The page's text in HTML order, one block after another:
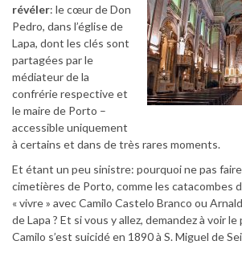
révéler: le cœur de Don
Pedro, dans l’église de
Lapa, dont les clés sont
partagées par le
médiateur de la
confrérie respective et
le maire de Porto –
accessible uniquement
à certains et dans de très rares moments.
Et étant un peu sinistre: pourquoi ne pas
cimetières de Porto, comme les catacombes
« vivre » avec Camilo Castelo Branco ou
de Lapa ? Et si vous y allez, demandez à voir
Camilo s’est suicidé en 1890 à S. Miguel de